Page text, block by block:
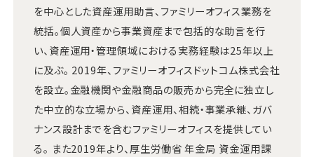
を中心とした資産運用助言、ファミリーオフィス業務を
統括。個人資産から事業資産まで包括的な助言を行
い、資産運用・管理領域における実務経験は25年以上
に及ぶ。 2019年、ファミリーオフィスドットコム株式会社
を設立。金融機関や金融商品の販売から完全に独立し
た中立的な立場から、資産運用、相続・事業承継、ガバ
ナンス設計までを含むファミリーオフィスを提供してい
る。 また2019年より、厚生労働省 年金局 資金運用課